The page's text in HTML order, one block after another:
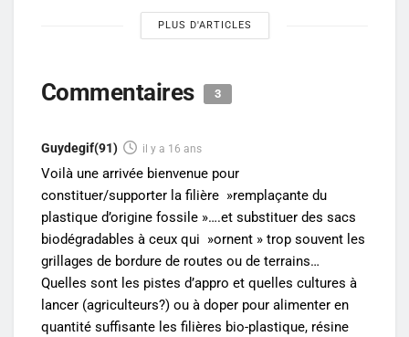
PLUS D'ARTICLES
Commentaires 3
Guydegif(91) il y a 16 ans
Voilà une arrivée bienvenue pour
constituer/supporter la filière »remplaçante du
plastique d’origine fossile »….et substituer des sacs
biodégradables à ceux qui »ornent » trop souvent les
grillages de bordure de routes ou de terrains…
Quelles sont les pistes d’appro et quelles cultures à
lancer (agriculteurs?) ou à doper pour alimenter en
quantité suffisante les filières bio-plastique, résine